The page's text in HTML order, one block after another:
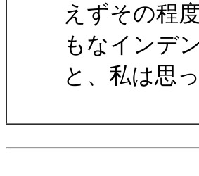
えずその程
もなインデ
と、私は思